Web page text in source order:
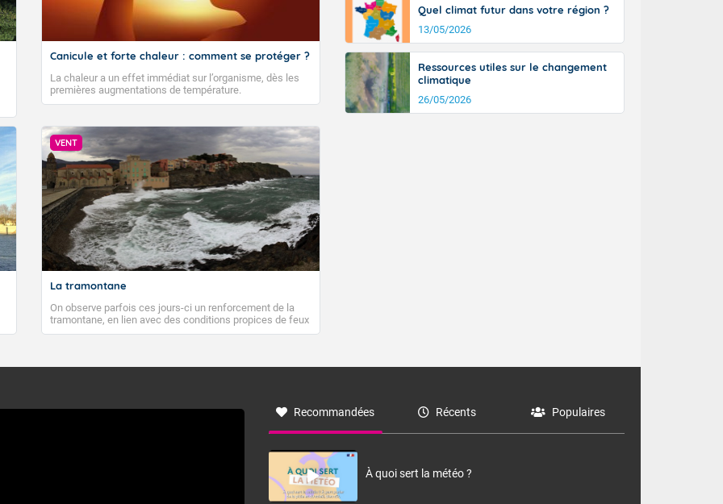
Canicule et forte chaleur : comment se protéger ?
La chaleur a un effet immédiat sur l’organisme, dès les
premières augmentations de température.
VENT
La tramontane
On observe parfois ces jours-ci un renforcement de la
tramontane, en lien avec des conditions propices de feux
de forêt. Mais qu'est-ce que la tramontane ? Quelles sont
à nord-ouest, dans un secteur qui part du Roussillon à la
monts, en allusion aux régions montagneuses d’où
Quel climat futur dans votre région ?
13/05/2026
Ressources utiles sur le changement
climatique
26/05/2026
Recommandées Récents Populaires
À quoi sert la météo ?